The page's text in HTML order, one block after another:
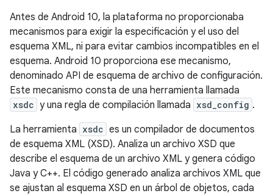
Antes de Android 10, la plataforma no proporcionaba
mecanismos para exigir la especificación y el uso del
esquema XML, ni para evitar cambios incompatibles en el
esquema. Android 10 proporciona ese mecanismo,
denominado API de esquema de archivo de configuración.
Este mecanismo consta de una herramienta llamada
xsdc y una regla de compilación llamada xsd_config .
La herramienta xsdc es un compilador de documentos
de esquema XML (XSD). Analiza un archivo XSD que
describe el esquema de un archivo XML y genera código
Java y C++. El código generado analiza archivos XML que
se ajustan al esquema XSD en un árbol de objetos, cada